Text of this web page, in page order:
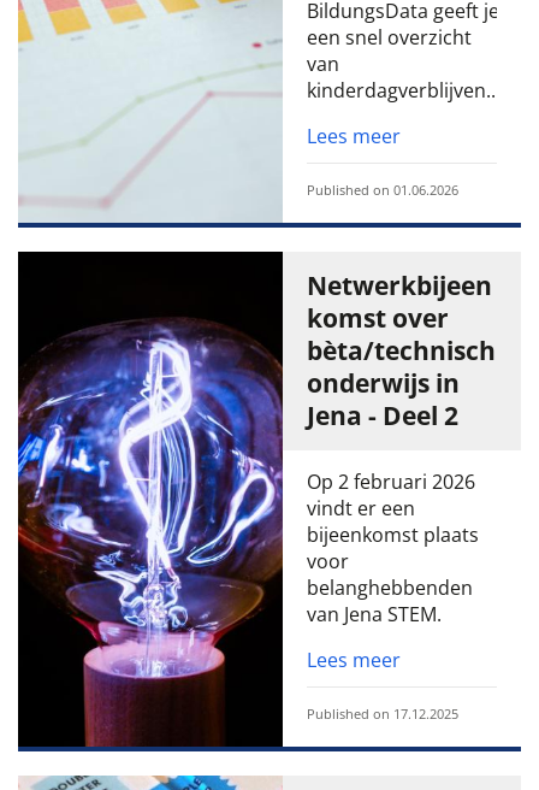
BildungsData geeft je
een snel overzicht
van
kinderdagverblijven...
Lees meer
Published on 01.06.2026
Netwerkbijeen
komst over
bèta/technisch
onderwijs in
Jena - Deel 2
Op 2 februari 2026
vindt er een
bijeenkomst plaats
voor
belanghebbenden
van Jena STEM.
Lees meer
Published on 17.12.2025